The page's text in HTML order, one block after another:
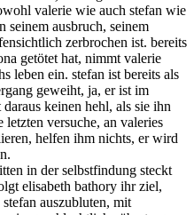
valerie wie auch stefan wie
seinem ausbruch, seinem
zerbrochen ist. bereits
getötet hat, nimmt valerie
leben ein. stefan ist bereits als
geweiht, ja, er ist im
keinen hehl, als sie ihn
letzten versuche, an valeries
helfen ihm nichts, er wird
in der selbstfindung steckt
elisabeth bathory ihr ziel,
auszubluten, mit